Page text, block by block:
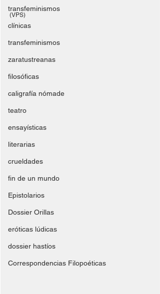
transfeminismos
clínicas
transfeminismos
zaratustreanas
filosóficas
caligrafía nómade
teatro
ensayísticas
literarias
crueldades
fin de un mundo
Epistolarios
Dossier Orillas
eróticas lúdicas
dossier hastíos
Correspondencias Filopoéticas
(VPS)